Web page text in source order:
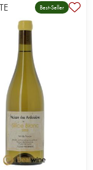
Best-Seller